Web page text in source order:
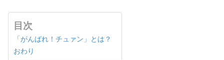
目次
「がんばれ！チュァン」とは？
おわり